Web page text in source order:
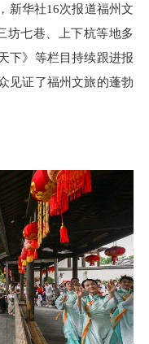
新华社16次报道福州文
坊七巷、上下杭等地多
下》等栏目持续跟进报
见证了福州文旅的蓬勃